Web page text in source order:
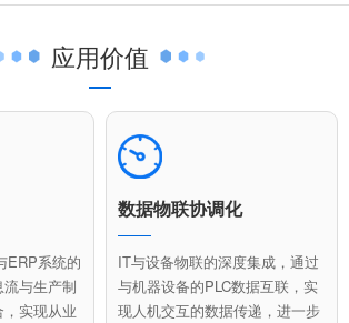
应用价值
ERP系统的
与生产制
实现从业
数据物联协调化
IT与设备物联的深度集成，通过
与机器设备的PLC数据互联，实
现人机交互的数据传递，进一步